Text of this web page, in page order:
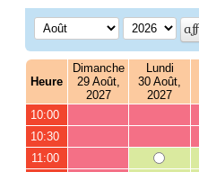
Heure
Dimanche
29 Août,
2027
Lundi
30 Août,
2027
10:00
10:30
11:00